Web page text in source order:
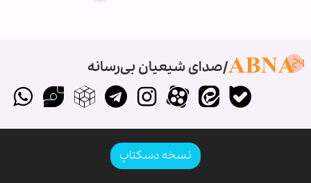
صدای شیعیان بی‌رسانه
نسخه دسکتاپ